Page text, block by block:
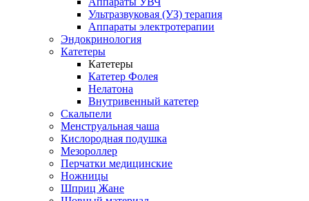
Ультразвуковая (УЗ) терапия
Аппараты электротерапии
Эндокринология
Катетеры
Катетеры
Катетер Фолея
Нелатона
Внутривенный катетер
Скальпели
Менструальная чаша
Кислородная подушка
Мезороллер
Перчатки медицинские
Ножницы
Шприц Жане